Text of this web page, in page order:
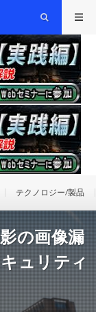
テクノロジー/製品
の画像漏
ュリティ